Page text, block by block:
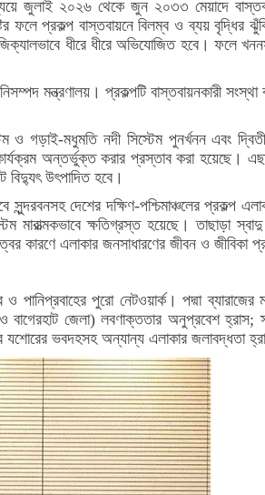
জুলাই ২০২৬ থেকে জুন ২০৩৩ মেয়াদে
প্রকল্প বাস্তবায়নে বিলম্ব ও ব্যয় বৃদ্ধির
ধীরে ধীরে অভিযোজিত হবে। ফলে
মন্ত্রণালয়। প্রকল্পটি বাস্তবায়নকারী
ও গড়াই-মধুমতি নদী সিস্টেম পুনর্খনন এবং
অন্তর্ভুক্ত করার প্রস্তাব করা হয়েছে।
বিদ্যুৎ উৎপাদিত হবে।
সুন্দরবনসহ দেশের দক্ষিণ-পশ্চিমাঞ্চলের প্রকল্প
ক্ষতিগ্রস্ত হয়েছে। তাছাড়া স্বাদু
কারণে এলাকার জনসাধারণের জীবন ও জীবিকা
পুরো নেটওয়ার্ক। পদ্মা ব্যারাজের
বাগেরহাট জেলা) লবণাক্ততার অনুপ্রবেশ হ্রাস;
ভবদহসহ অন্যান্য এলাকার জলাবদ্ধতা